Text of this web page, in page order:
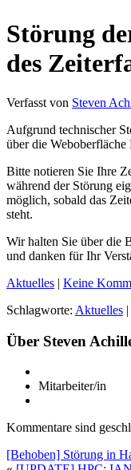
Störung
des
Verfasst von Steven
Aufgrund technischer
über die
Bitte notieren Sie Ihre
während der Störung
möglich, sobald das
steht.
Wir halten Sie über die
und danken für Ihr
Aktuelles | Keine
Schlagworte: Aktuelles |
Über Steven
Mitarbeiter/in
Kommentare sind
[Behoben] Störung in